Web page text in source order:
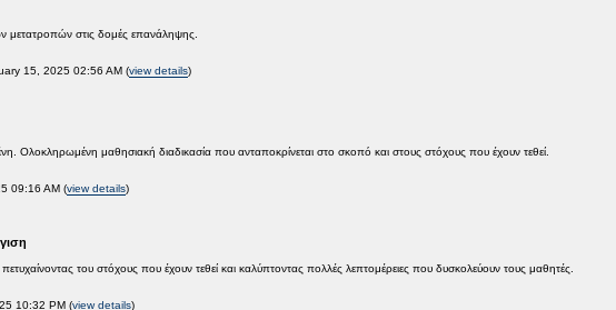
μετατροπών στις δομές επανάληψης.
15, 2025 02:56 AM (view details)
Ολοκληρωμένη μαθησιακή διαδικασία που ανταποκρίνεται στο σκοπό και στους στόχους που έχουν τεθεί.
09:16 AM (view details)
του στόχους που έχουν τεθεί και καλύπτοντας πολλές λεπτομέρειες που δυσκολεύουν τους μαθητές.
10:32 PM (view details)